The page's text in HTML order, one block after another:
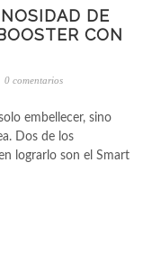
DE
CON
0 comentarios
embellecer, sino
Dos de los
lograrlo son el Smart